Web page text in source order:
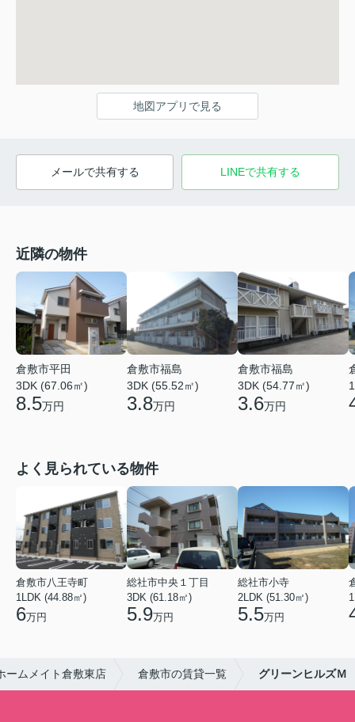
地図アプリで見る
メールで共有する LINEで共有する
近隣の物件
倉敷市平田
3DK (67.06㎡)
8.5万円
倉敷市福島
3DK (55.52㎡)
3.8万円
倉敷市福島
3DK (54.77㎡)
3.6万円
よく見られている物件
倉敷市八王寺町
1LDK (44.88㎡)
6万円
総社市中央１丁目
3DK (61.18㎡)
5.9万円
総社市小寺
2LDK (51.30㎡)
5.5万円
ームメイト倉敷東店 倉敷市の賃貸一覧 グリーンヒルズＭ